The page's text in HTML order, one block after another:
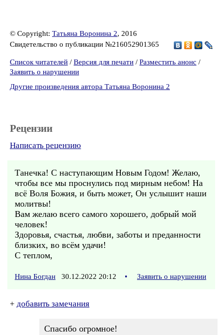
© Copyright: Татьяна Воронина 2, 2016
Свидетельство о публикации №216052901365
Список читателей / Версия для печати / Разместить анонс /
Заявить о нарушении
Другие произведения автора Татьяна Воронина 2
Рецензии
Написать рецензию
Танечка! С наступающим Новым Годом! Желаю,
чтобы все мы проснулись под мирным небом! На
всё Воля Божия, и быть может, Он услышит наши
молитвы!
Вам желаю всего самого хорошего, добрый мой
человек!
Здоровья, счастья, любви, заботы и преданности
близких, во всём удачи!
С теплом,
Нина Богдан 30.12.2022 20:12 • Заявить о нарушении
+ добавить замечания
Спасибо огромное!